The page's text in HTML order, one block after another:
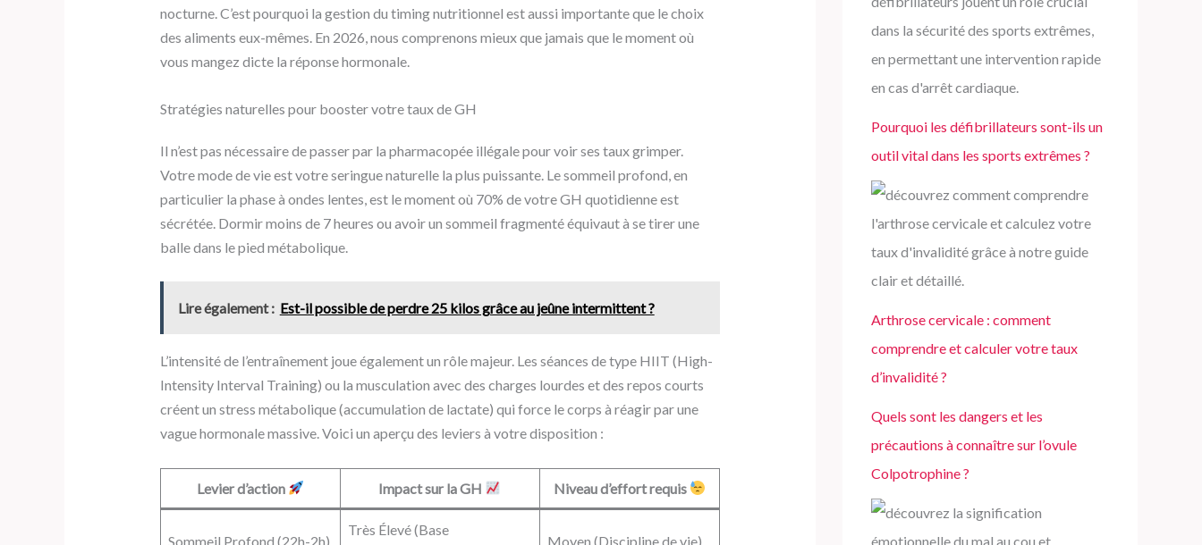
nocturne. C’est pourquoi la gestion du timing nutritionnel est aussi importante que le choix
des aliments eux-mêmes. En 2026, nous comprenons mieux que jamais que le moment où
vous mangez dicte la réponse hormonale.
Stratégies naturelles pour booster votre taux de GH
Il n’est pas nécessaire de passer par la pharmacopée illégale pour voir ses taux grimper.
Votre mode de vie est votre seringue naturelle la plus puissante. Le sommeil profond, en
particulier la phase à ondes lentes, est le moment où 70% de votre GH quotidienne est
sécrétée. Dormir moins de 7 heures ou avoir un sommeil fragmenté équivaut à se tirer une
balle dans le pied métabolique.
Lire également : Est-il possible de perdre 25 kilos grâce au jeûne intermittent ?
L’intensité de l’entraînement joue également un rôle majeur. Les séances de type HIIT (High-
Intensity Interval Training) ou la musculation avec des charges lourdes et des repos courts
créent un stress métabolique (accumulation de lactate) qui force le corps à réagir par une
vague hormonale massive. Voici un aperçu des leviers à votre disposition :
Levier d’action Impact sur la GH Niveau d’effort requis
Sommeil Profond (22h-2h)
Très Élevé (Base
Moyen (Discipline de vie)
Pourquoi les défibrillateurs sont-ils un
outil vital dans les sports extrêmes ?
Arthrose cervicale : comment
comprendre et calculer votre taux
d’invalidité ?
Quels sont les dangers et les
précautions à connaître sur l’ovule
Colpotrophine ?